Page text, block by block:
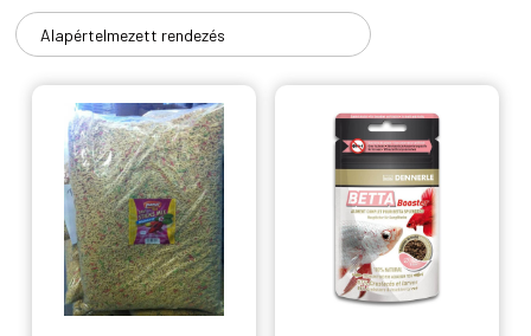
szemcsés díszhaltáp termékeket. De akár szárított apró
élőlényeket is rendelhetsz tőlünk halacskáid legnagyobb